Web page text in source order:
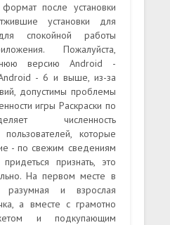
после установки
установки для
спокойной работы
Пожалуйста,
версию Android -
- 6 и выше, из-за
допустимы проблемы
игры Раскраски по
численность
пользователей, которые
- по свежим сведениям
признать, это
На первом месте в
и взрослая
а вместе с грамотно
и подкупающим